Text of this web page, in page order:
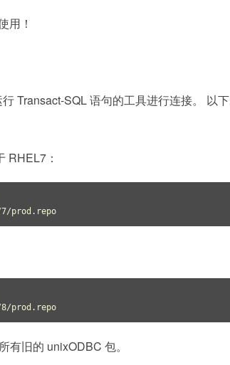
用！
Transact-SQL 语句的工具进行连接。 以
RHEL7：
有旧的 unixODBC 包。